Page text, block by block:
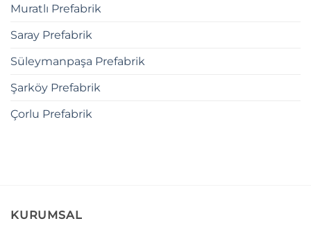
Muratlı Prefabrik
Saray Prefabrik
Süleymanpaşa Prefabrik
Şarköy Prefabrik
Çorlu Prefabrik
KURUMSAL